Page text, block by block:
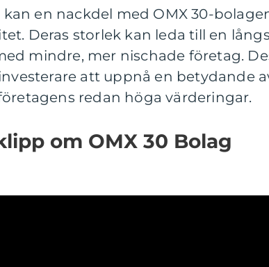
en nackdel med OMX 30-
Deras storlek kan leda till en
mindre, mer nischade företag.
att uppnå en betydande
redan höga värderingar.
om OMX 30 Bolag